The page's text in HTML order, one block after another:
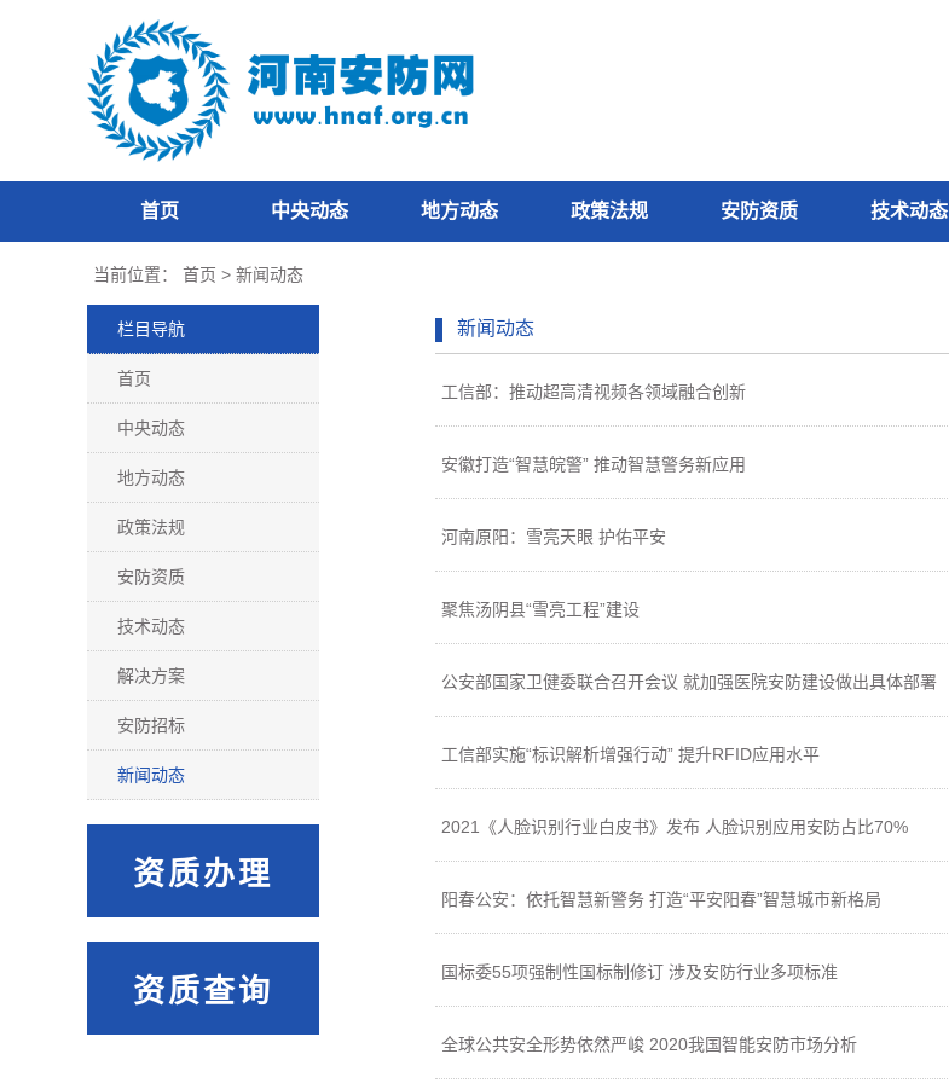
首页 中央动态 地方动态 政策法规 安防资质 技术动态
当前位置： 首页 > 新闻动态
栏目导航
首页
中央动态
地方动态
政策法规
安防资质
技术动态
解决方案
安防招标
新闻动态
资质办理
资质查询
新闻动态
工信部：推动超高清视频各领域融合创新
安徽打造“智慧皖警” 推动智慧警务新应用
河南原阳：雪亮天眼 护佑平安
聚焦汤阴县“雪亮工程”建设
公安部国家卫健委联合召开会议 就加强医院安防建设做出具体部署
工信部实施“标识解析增强行动” 提升RFID应用水平
2021《人脸识别行业白皮书》发布 人脸识别应用安防占比70%
阳春公安：依托智慧新警务 打造“平安阳春”智慧城市新格局
国标委55项强制性国标制修订 涉及安防行业多项标准
全球公共安全形势依然严峻 2020我国智能安防市场分析